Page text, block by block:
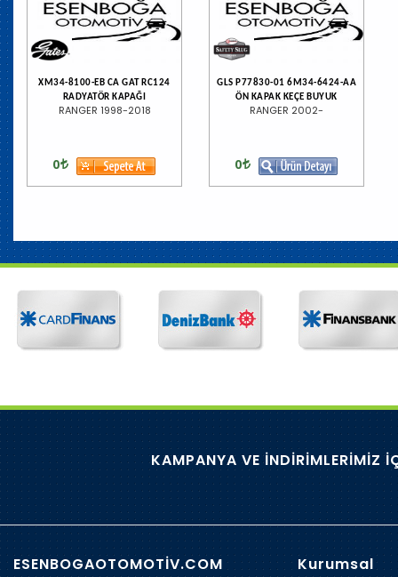
XM34-8100-EB CA GAT RC124
RADYATÖR KAPAĞI
RANGER 1998-2018
0
GLS P77830-01 6M34-6424-AA
ÖN KAPAK KEÇE BUYUK
RANGER 2002-
0
KAMPANYA VE İNDİRİMLERİMİZ
ESENBOGAOTOMOTİV.COM Kurumsal